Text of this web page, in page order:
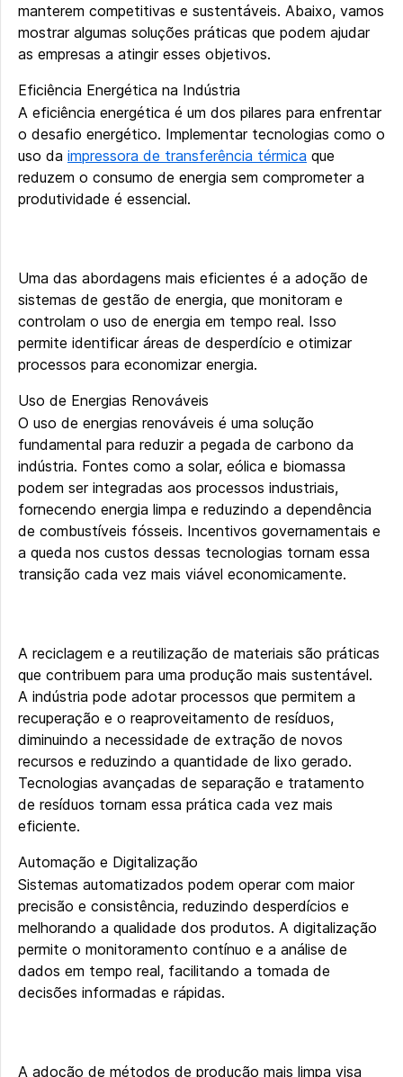
manterem competitivas e sustentáveis. Abaixo, vamos
mostrar algumas soluções práticas que podem ajudar
as empresas a atingir esses objetivos.
Eficiência Energética na Indústria
A eficiência energética é um dos pilares para enfrentar
o desafio energético. Implementar tecnologias como o
uso da impressora de transferência térmica que
reduzem o consumo de energia sem comprometer a
produtividade é essencial.
Uma das abordagens mais eficientes é a adoção de
sistemas de gestão de energia, que monitoram e
controlam o uso de energia em tempo real. Isso
permite identificar áreas de desperdício e otimizar
processos para economizar energia.
Uso de Energias Renováveis
O uso de energias renováveis é uma solução
fundamental para reduzir a pegada de carbono da
indústria. Fontes como a solar, eólica e biomassa
podem ser integradas aos processos industriais,
fornecendo energia limpa e reduzindo a dependência
de combustíveis fósseis. Incentivos governamentais e
a queda nos custos dessas tecnologias tornam essa
transição cada vez mais viável economicamente.
A reciclagem e a reutilização de materiais são práticas
que contribuem para uma produção mais sustentável.
A indústria pode adotar processos que permitem a
recuperação e o reaproveitamento de resíduos,
diminuindo a necessidade de extração de novos
recursos e reduzindo a quantidade de lixo gerado.
Tecnologias avançadas de separação e tratamento
de resíduos tornam essa prática cada vez mais
eficiente.
Automação e Digitalização
Sistemas automatizados podem operar com maior
precisão e consistência, reduzindo desperdícios e
melhorando a qualidade dos produtos. A digitalização
permite o monitoramento contínuo e a análise de
dados em tempo real, facilitando a tomada de
decisões informadas e rápidas.
A adoção de métodos de produção mais limpa visa